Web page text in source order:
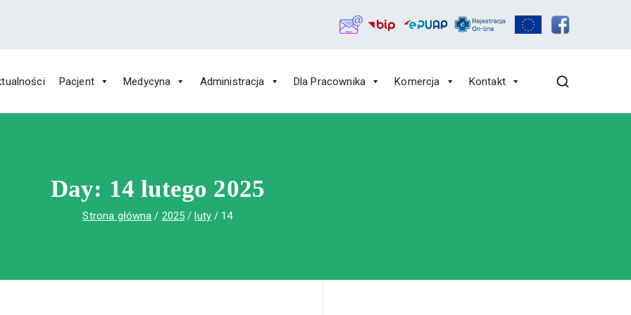
Św. Rafała w Czerwonej Górze
Rafała w Czerwonej Górze
Pacjent Medycyna Administracja Dla Pracownika Komercja Kontakt
Day: 14 lutego 2025
Strona główna 2025 luty 14